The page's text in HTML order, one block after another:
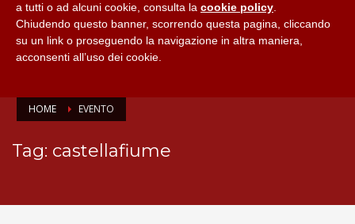
HOME EVENTO
Tag: castellafiume
a tutti o ad alcuni cookie, consulta la cookie policy
Chiudendo questo banner, scorrendo questa pagina, cliccando
su un link o proseguendo la navigazione in altra maniera,
acconsenti all’uso dei cookie.